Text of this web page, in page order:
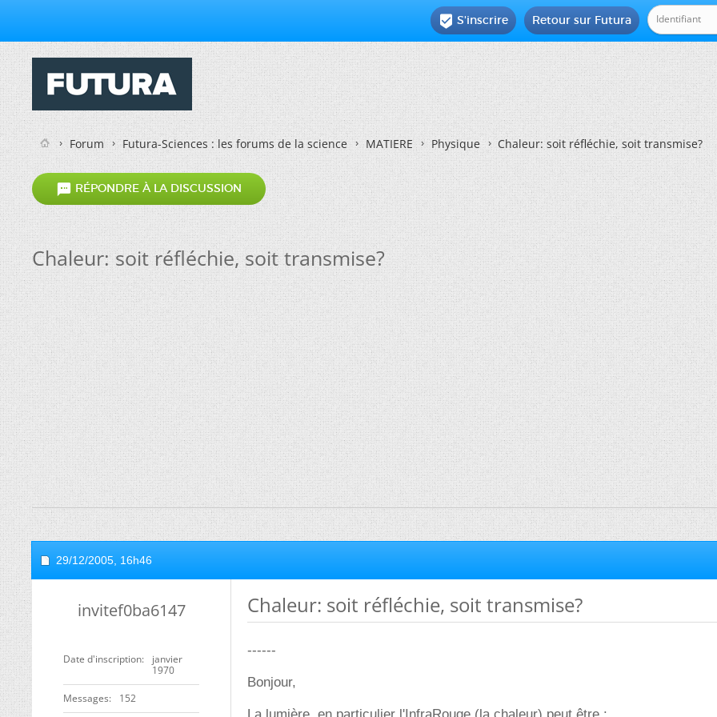
Retour sur Futura
 S'inscrire
Forum Futura-Sciences : les forums de la science MATIERE Physique Chaleur: soit réfléchie, soit transmise?
 RÉPONDRE À LA DISCUSSION
Chaleur: soit réfléchie, soit transmise?
29/12/2005, 16h46
invitef0ba6147
Date d'inscription
janvier
1970
Messages 152
Chaleur: soit réfléchie, soit transmise?
------
Bonjour,